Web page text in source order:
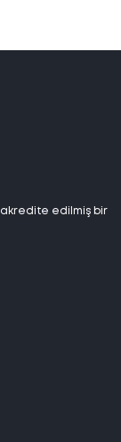
akredite edilmiş bir